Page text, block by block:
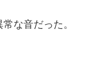
な音だった。